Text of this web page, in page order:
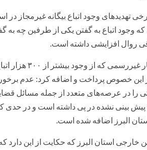
وجود اتباع بیگانه غیرمجاز در
اتباع به گفتن یکی از طرفین چه به
روال افزایشی داشته است.
رئیس کل دادگستری
این خصوص پرداخت و اضافه کرد: عدم
را در عرصه‌های متعدد از جمله مسائل
بینی نشده در پی داشته است و در حدی که
البرز اضافه شده است.